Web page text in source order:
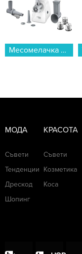
Уред за здравословно готвене Philips HD9876/90 AirFryer...
МОДА
Съвети
Тенденции
Дрескод
Шопинг
КРАСОТА
Съвети
Козметика
Коса